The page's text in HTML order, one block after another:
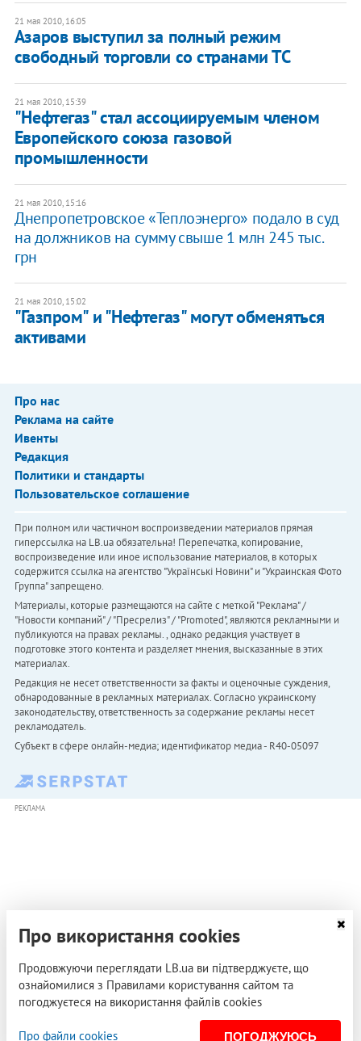
21 мая 2010, 16:05
Азаров выступил за полный режим
свободный торговли со странами ТС
21 мая 2010, 15:39
"Нефтегаз" стал ассоциируемым членом
Европейского союза газовой
промышленности
21 мая 2010, 15:16
Днепропетровское «Теплоэнерго» подало в суд
на должников на сумму свыше 1 млн 245 тыс.
грн
21 мая 2010, 15:02
"Газпром" и "Нефтегаз" могут обменяться
активами
Про нас
Реклама на сайте
Ивенты
Редакция
Политики и стандарты
Пользовательское соглашение
При полном или частичном воспроизведении материалов прямая
гиперссылка на LB.ua обязательна! Перепечатка, копирование,
воспроизведение или иное использование материалов, в которых
содержится ссылка на агентство "Українськi Новини" и "Украинская Фото
Группа" запрещено.
Материалы, которые размещаются на сайте с меткой "Реклама" /
"Новости компаний" / "Пресрелиз" / "Promoted", являются рекламными и
публикуются на правах рекламы. , однако редакция участвует в
подготовке этого контента и разделяет мнения, высказанные в этих
материалах.
Редакция не несет ответственности за факты и оценочные суждения,
обнародованные в рекламных материалах. Согласно украинскому
законодательству, ответственность за содержание рекламы несет
рекламодатель.
Субъект в сфере онлайн-медиа; идентификатор медиа - R40-05097
РЕКЛАМА
Про використання cookies
Продовжуючи переглядати LB.ua ви підтверджуєте, що
ознайомилися з Правилами користування сайтом та
погоджуєтеся на використання файлів cookies
Про файли cookies ПОГОДЖУЮСЬ